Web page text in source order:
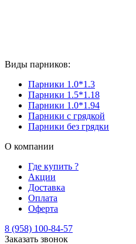
Виды парников:
Парники 1.0*1.3
Парники 1.5*1.18
Парники 1.0*1.94
Парники с грядкой
Парники без грядки
О компании
Где купить ?
Акции
Доставка
Оплата
Оферта
8 (958) 100-84-57
Заказать звонок